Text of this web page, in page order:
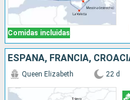
Comidas incluidas
Queen Elizabeth 22 d